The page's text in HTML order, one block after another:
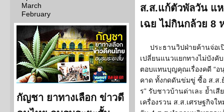
March
February
กัญชา ยาทางเลือก ข่าวดี
ส.ส.แก้ตัวพัลวัน แ
เฉย ไม่กินกล้วย 8
ประธานวิปฝ่ายค้านจ่อเ
เปลี่ยนแนวแยกทางไม่บังคั
ตอบแทนบุญคุณเรื่องคดี “อนุ
คาด ทั้งกดดันข่มขู่ ซื้อ ส.ส.
ร” รับชาวบ้านด่าเละ ย้ำเ
เครื่องรวน ส.ส.เศรษฐกิจใ